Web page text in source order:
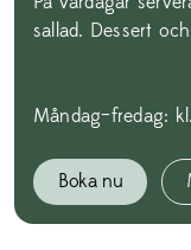
sallad. Dessert
Måndag–fredag:
Boka nu